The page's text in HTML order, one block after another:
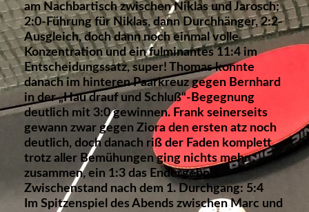
am Nachbartisch zwischen Niklas und Jarosch;
2:0-Führung für Niklas, dann Durchhänger, 2:2-
Ausgleich, doch dann noch einmal volle
Konzentration und ein fulminantes 11:4 im
Entscheidungssatz, super! Thomas konnte
danach im hinteren Paarkreuz gegen Bernhard
in der „Hau drauf und Schluß“-Begegnung
deutlich mit 3:0 gewinnen. Frank seinerseits
gewann zwar gegen Ziora den ersten atz noch
deutlich, doch danach riß der Faden komplett,
trotz aller Bemühungen ging nichts mehr
zusammen, ein 1:3 das Endergebnis.
Zwischenstand nach dem 1. Durchgang: 5:4
Im Spitzenspiel des Abends zwischen Marc und